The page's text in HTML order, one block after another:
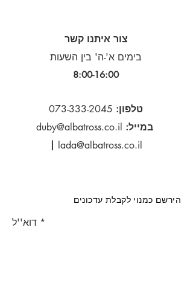
צור איתנו קשר
בימים א'-ה' בין השעות
8:00-16:00​
טלפון: 073-333-2045
במייל: duby@albatross.co.il
| lada@albatross.co.il
הירשם כמנוי לקבלת עדכונים
דוא''ל